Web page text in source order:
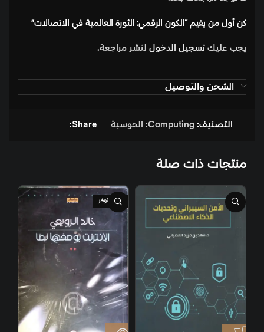
كن أول من يقيم “الكون الرقمي: الثورة العالمية في الاتصالات”
يجب عليك تسجيل الدخول لنشر مراجعة.
الشحن والتوصيل
التصنيف: Computing: الحوسبة Share:
منتجات ذات صلة
غير متوفر